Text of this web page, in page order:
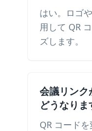
はい。ロゴ
用して QR
ズします。
会議リンク
どうなりま
QR コード